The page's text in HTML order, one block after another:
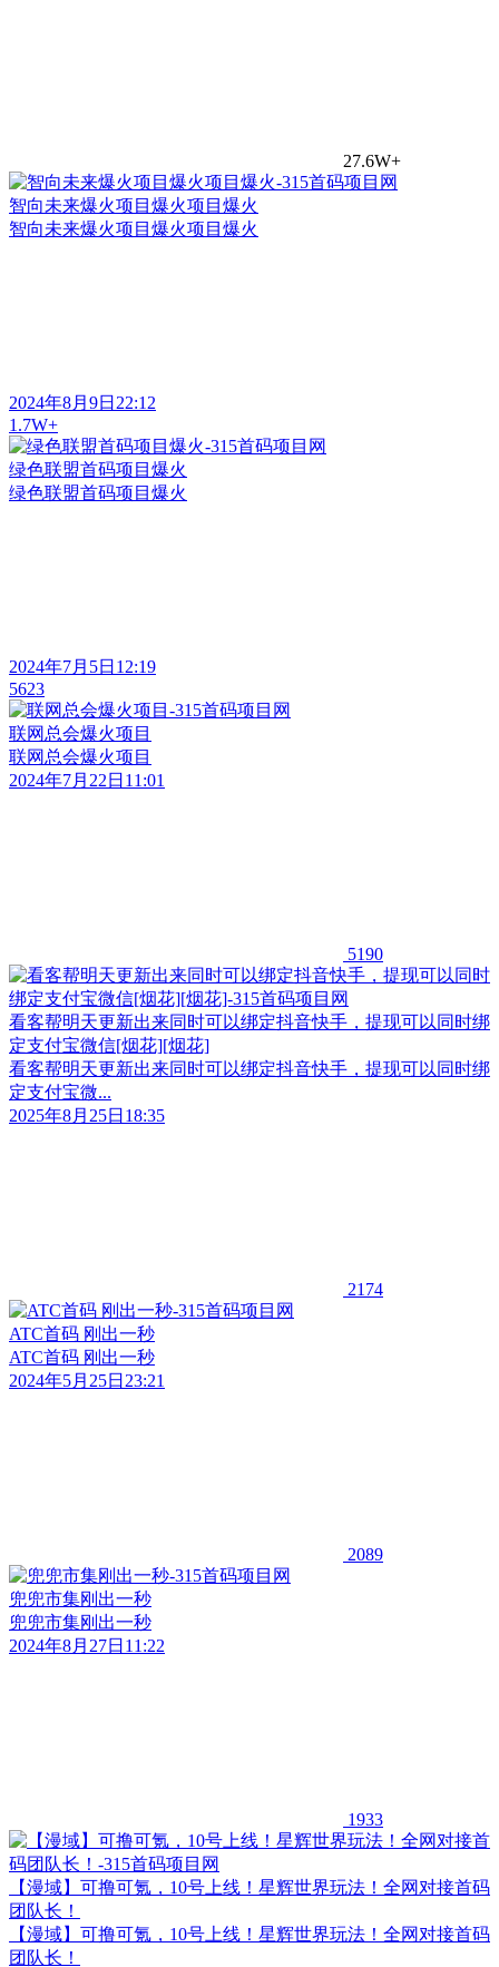
27.6W+
智向未来爆火项目爆火项目爆火
智向未来爆火项目爆火项目爆火
2024年8月9日22:12
1.7W+
绿色联盟首码项目爆火
绿色联盟首码项目爆火
2024年7月5日12:19
5623
联网总会爆火项目
联网总会爆火项目
2024年7月22日11:01
5190
看客帮明天更新出来同时可以绑定抖音快手，提现可以同时绑
定支付宝微信[烟花][烟花]
看客帮明天更新出来同时可以绑定抖音快手，提现可以同时绑
定支付宝微...
2025年8月25日18:35
2174
ATC首码 刚出一秒
ATC首码 刚出一秒
2024年5月25日23:21
2089
兜兜市集刚出一秒
兜兜市集刚出一秒
2024年8月27日11:22
1933
【漫域】可撸可氪，10号上线！星辉世界玩法！全网对接首码
团队长！
【漫域】可撸可氪，10号上线！星辉世界玩法！全网对接首码
团队长！